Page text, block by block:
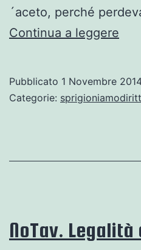
´aceto, perché
Continua a leggere
Pubblicato 1 Novembre
Categorie:
NoTav.